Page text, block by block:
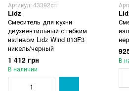
Артикул: 43392сп
Lidz
Смеситель для кухни
двухвентильный с гибким
изливом Lidz Wind 013F3
никель/черный
1 412 грн
В наличии
В